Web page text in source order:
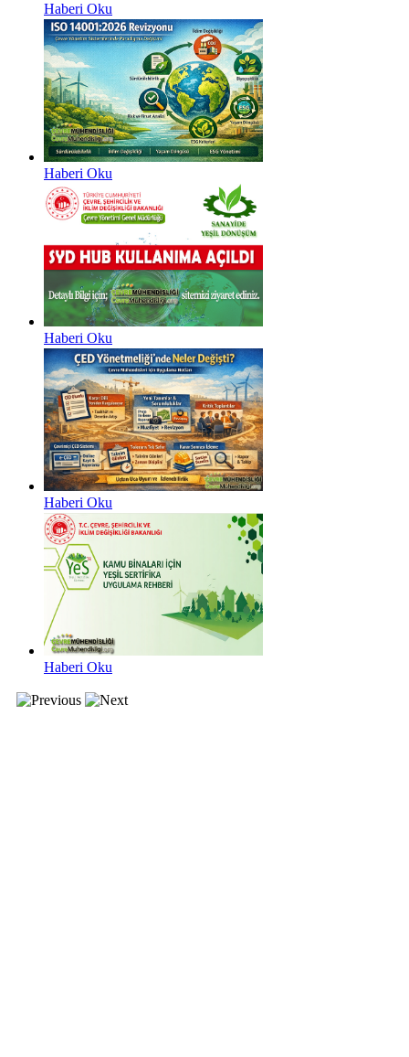
Haberi Oku
Haberi Oku
Haberi Oku
Haberi Oku
Haberi Oku